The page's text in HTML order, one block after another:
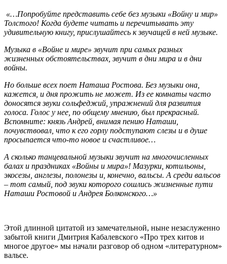
«…Попробуйте представить себе без музыки «Войну и мир»
Толстого! Когда будете читать и перечитывать эту
удивительную книгу, прислушайтесь к звучащей в ней музыке.
Музыка в «Войне и мире» звучит при самых разных
жизненных обстоятельствах, звучит в дни мира и в дни
войны.
Но больше всех поет Наташа Ростова. Без музыки она,
кажется, и дня прожить не может. Из ее комнаты часто
доносятся звуки сольфеджий, упражнений для развития
голоса. Голос у нее, по общему мнению, был прекрасный.
Вспомните: князь Андрей, внимая пению Наташи,
почувствовал, что к его горлу подступают слезы и в душе
просыпается что-то новое и счастливое…
А сколько танцевальной музыки звучит на многочисленных
балах и праздниках «Войны и мира»! Мазурки, котильоны,
экосезы, англезы, полонезы и, конечно, вальсы. А среди вальсов
– тот самый, под звуки которого сошлись жизненные пути
Наташи Ростовой и Андрея Болконского…»
Этой длинной цитатой из замечательной, ныне незаслуженно
забытой книги Дмитрия Кабалевского «Про трех китов и
многое другое» мы начали разговор об одном «литературном»
вальсе.